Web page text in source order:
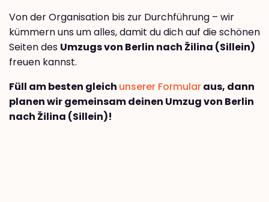
Von der Organisation bis zur Durchführung – wir
kümmern uns um alles, damit du dich auf die schönen
Seiten des Umzugs von Berlin nach Žilina (Sillein)
freuen kannst.
Füll am besten gleich unserer Formularaus, dann
planen wir gemeinsam deinen Umzug von Berlin
nach Žilina (Sillein)!